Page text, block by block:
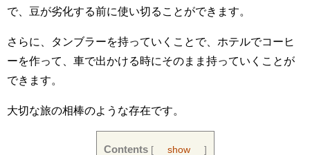
で、豆が劣化する前に使い切ることができます。
さらに、タンブラーを持っていくことで、ホテルでコーヒ
ーを作って、車で出かける時にそのまま持っていくことが
できます。
大切な旅の相棒のような存在です。
Contents [ show ]